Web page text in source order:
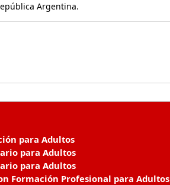
Argentina.
para Adultos
para Adultos
para Adultos
Formación Profesional para Adultos